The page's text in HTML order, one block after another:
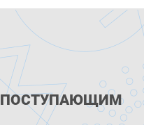
ПОСТУПАЮЩИМ